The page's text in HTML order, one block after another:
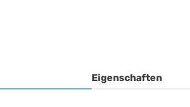
Eigenschaften